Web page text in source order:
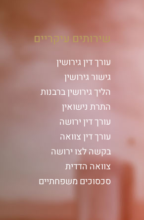
שירותים עיקריים
עורך דין גירושין
גישור גירושין
הליך גירושין ברבנות
התרת נישואין
עורך דין ירושה
עורך דין צוואה
בקשה לצו ירושה
צוואה הדדית
סכסוכים משפחתיים